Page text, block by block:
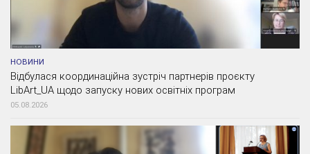
НОВИНИ
Відбулася координаційна зустріч партнерів проєкту
LibArt_UA щодо запуску нових освітніх програм
05.08.2026